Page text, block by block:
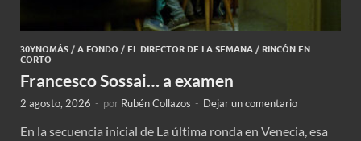
30YNOMÁS / A FONDO / EL DIRECTOR DE LA SEMANA / RINCÓN EN
CORTO
Francesco Sossai… a examen
2 agosto, 2026 - por Rubén Collazos - Dejar un comentario
En la secuencia inicial de La última ronda en Venecia, esa